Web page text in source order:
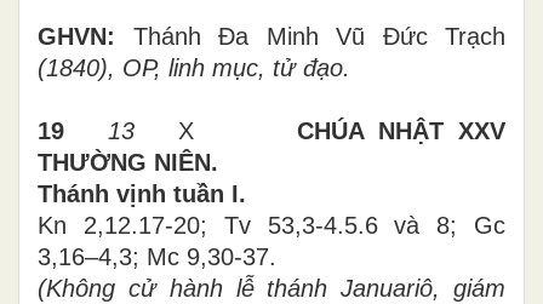
GHVN: Thánh Đa Minh Vũ Đức Trạch
(1840), OP, linh mục, tử đạo.
19 13 X CHÚA NHẬT XXV
THƯỜNG NIÊN.
Thánh vịnh tuần I.
Kn 2,12.17-20; Tv 53,3-4.5.6 và 8; Gc
3,16–4,3; Mc 9,30-37.
(Không cử hành lễ thánh Januariô, giám